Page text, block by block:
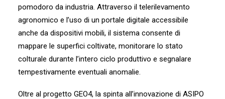
pomodoro da industria. Attraverso il telerilevamento
agronomico e l’uso di un portale digitale accessibile
anche da dispositivi mobili, il sistema consente di
mappare le superfici coltivate, monitorare lo stato
colturale durante l’intero ciclo produttivo e segnalare
tempestivamente eventuali anomalie.
Oltre al progetto GEO4, la spinta all’innovazione di ASIPO